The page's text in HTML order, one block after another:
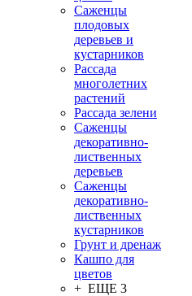
Саженцы
плодовых
деревьев и
кустарников
Рассада
многолетних
растений
Рассада зелени
Саженцы
декоративно-
лиственных
деревьев
Саженцы
декоративно-
лиственных
кустарников
Грунт и дренаж
Кашпо для
цветов
+ ЕЩЕ 3